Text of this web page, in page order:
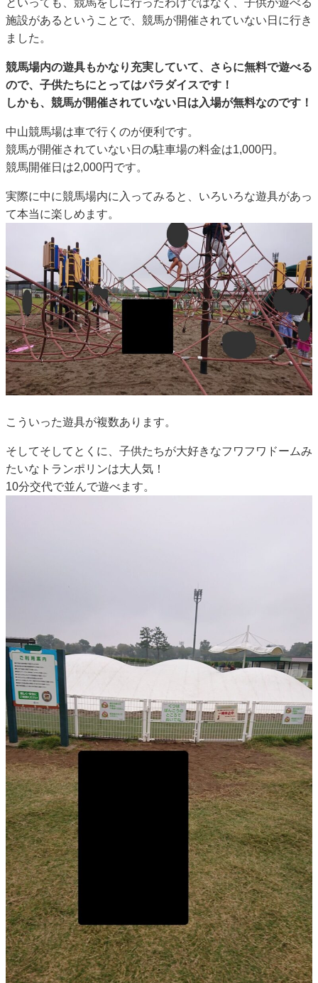
といっても、競馬をしに行ったわけではなく、子供が遊べる
施設があるということで、競馬が開催されていない日に行き
ました。
競馬場内の遊具もかなり充実していて、さらに無料で遊べる
ので、子供たちにとってはパラダイスです！
しかも、競馬が開催されていない日は入場が無料なのです！
中山競馬場は車で行くのが便利です。
競馬が開催されていない日の駐車場の料金は1,000円。
競馬開催日は2,000円です。
実際に中に競馬場内に入ってみると、いろいろな遊具があっ
て本当に楽しめます。
こういった遊具が複数あります。
そしてそしてとくに、子供たちが大好きなフワフワドームみ
たいなトランポリンは大人気！
10分交代で並んで遊べます。